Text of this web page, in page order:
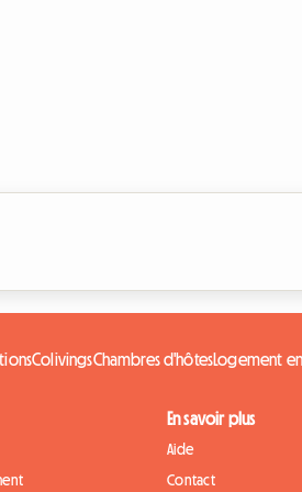
ColivingsChambres d'hôtes Logement
En savoir plus
Aide
Contact